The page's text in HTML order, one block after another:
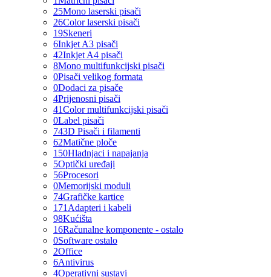
25Mono laserski pisači
26Color laserski pisači
19Skeneri
6Inkjet A3 pisači
42Inkjet A4 pisači
8Mono multifunkcijski pisači
0Pisači velikog formata
0Dodaci za pisače
4Prijenosni pisači
41Color multifunkcijski pisači
0Label pisači
743D Pisači i filamenti
62Matične ploče
150Hladnjaci i napajanja
5Optički uređaji
56Procesori
0Memorijski moduli
74Grafičke kartice
171 Adapteri i kabeli
98Kućišta
16Računalne komponente - ostalo
0Software ostalo
2Office
6Antivirus
4Operativni sustavi